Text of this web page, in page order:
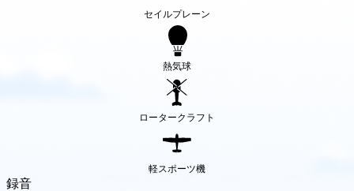
セイルプレーン
熱気球
ロータークラフト
軽スポーツ機
録音